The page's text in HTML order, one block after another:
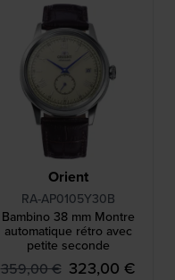
Orient
RA-AP0105Y30B
Bambino 38 mm Montre
automatique rétro avec
petite seconde
359,00 € 323,00 €